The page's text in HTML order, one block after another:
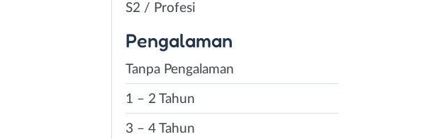
S2 / Profesi
Pengalaman
Tanpa Pengalaman
1 – 2 Tahun
3 – 4 Tahun